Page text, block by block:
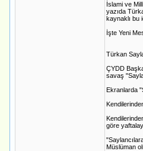
İslami ve
yazıda
kaynaklı bu
İşte Yeni
Türkan
ÇYDD
savaş
Ekranlarda
göre
Müslüman